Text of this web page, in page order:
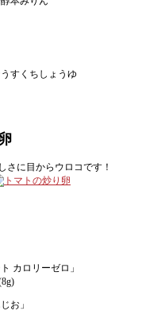
すくちしょうゆ
さに目からウロコです！
カロリーゼロ」
お」